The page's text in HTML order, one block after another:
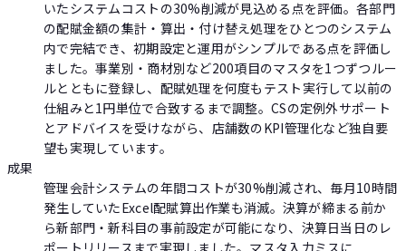
いたシステムコストの30%削減が見込める点を評価。各部門
の配賦金額の集計・算出・付け替え処理をひとつのシステム
内で完結でき、初期設定と運用がシンプルである点を評価し
ました。事業別・商材別など200項目のマスタを1つずつルー
ルとともに登録し、配賦処理を何度もテスト実行して以前の
仕組みと1円単位で合致するまで調整。CSの定例外サポート
とアドバイスを受けながら、店舗数のKPI管理化など独自要
望も実現しています。
成果
管理会計システムの年間コストが30%削減され、毎月10時間
発生していたExcel配賦算出作業も消滅。決算が締まる前か
ら新部門・新科目の事前設定が可能になり、決算日当日のレ
ポートリリースまで実現しました。マスタ入力ミスに